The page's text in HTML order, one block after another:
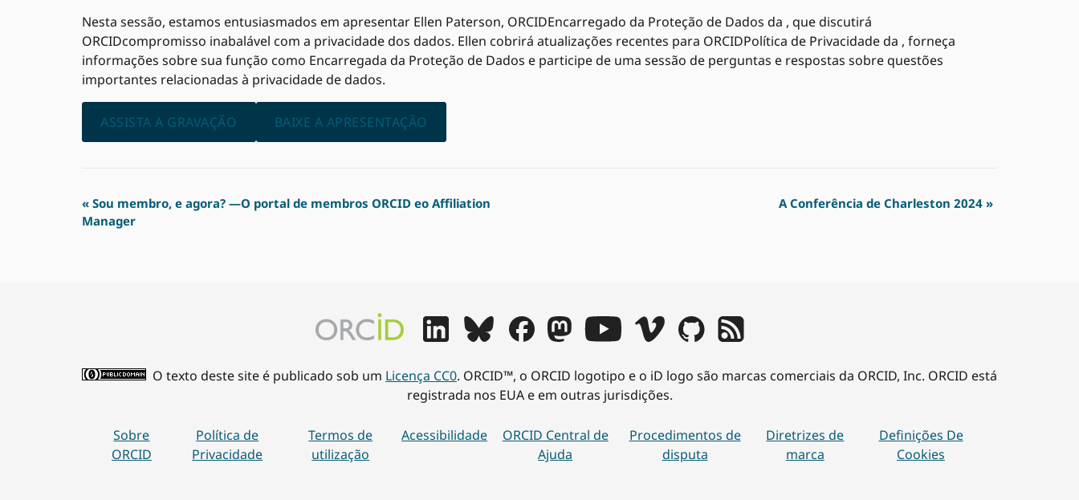
Nesta sessão, estamos entusiasmados em apresentar Ellen Paterson, ORCIDEncarregado da Proteção de Dados da , que discutirá
ORCIDcompromisso inabalável com a privacidade dos dados. Ellen cobrirá atualizações recentes para ORCIDPolítica de Privacidade da , forneça
informações sobre sua função como Encarregada da Proteção de Dados e participe de uma sessão de perguntas e respostas sobre questões
importantes relacionadas à privacidade de dados.
ASSISTA A GRAVAÇÃO BAIXE A APRESENTAÇÃO
Navegação
evento
« Sou membro, e agora? —O portal de membros ORCID eo Affiliation
Manager
A Conferência de Charleston 2024 »
O texto deste site é publicado sob um Licença CC0. ORCID™, o ORCID logotipo e o iD logo são marcas comerciais da ORCID, Inc. ORCID está
registrada nos EUA e em outras jurisdições.
Sobre
ORCID
Política de
Privacidade
Termos de
utilização
Acessibilidade
ORCID Central de
Ajuda
Procedimentos de
disputa
Diretrizes de
marca
Definições De
Cookies